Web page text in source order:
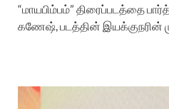
“மாயபிம்பம்” திரைப்படத்தை
கணேஷ், படத்தின் இயக்குநரின்